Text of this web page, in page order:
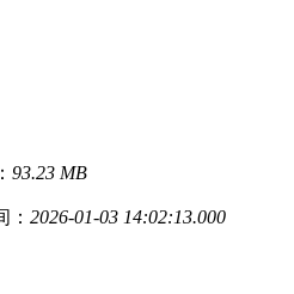
93.23 MB
： 2026-01-03 14:02:13.000